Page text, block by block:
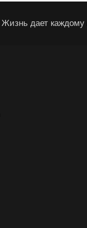
Жизнь дает каждому